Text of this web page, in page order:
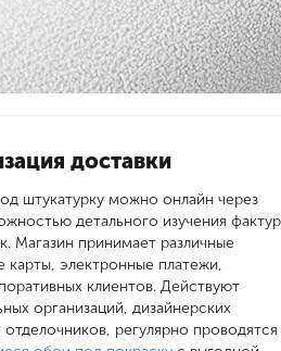
доставки
штукатурку можно онлайн через
детального изучения фактур
Магазин принимает различные
карты, электронные платежи,
клиентов. Действуют
организаций, дизайнерских
регулярно проводятся